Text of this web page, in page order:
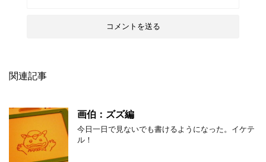
関連記事
画伯：ズズ編
今日一日で見ないでも書けるようになった。イケテ
ル！